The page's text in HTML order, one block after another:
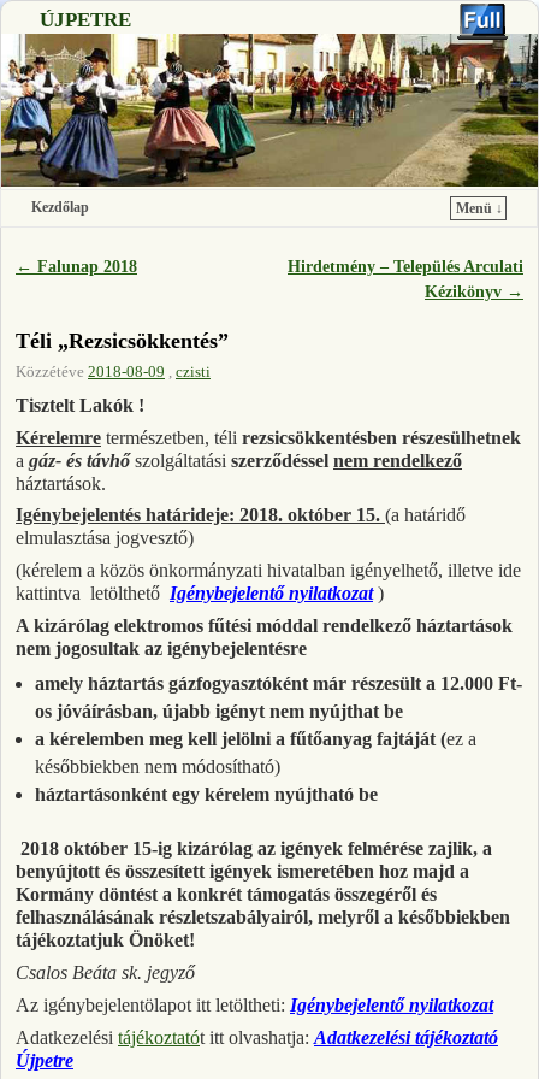
ÚJPETRE
Kezdőlap
Menü ↓
Bejegyzés navigáció
← Falunap 2018
Hirdetmény – Település Arculati
Kézikönyv →
Téli „Rezsicsökkentés”
Közzétéve 2018-08-09 czisti
Tisztelt Lakók !
Kérelemre természetben, téli rezsicsökkentésben részesülhetnek
a gáz- és távhőszolgáltatási szerződéssel nem rendelkező
háztartások.
Igénybejelentés határideje: 2018. október 15. (a határidő
elmulasztása jogvesztő)
(kérelem a közös önkormányzati hivatalban igényelhető, illetve ide
kattintva letölthető Igénybejelentő nyilatkozat)
A kizárólag elektromos fűtési móddal rendelkező háztartások
nem jogosultak az igénybejelentésre
amely háztartás gázfogyasztóként már részesült a 12.000 Ft-
os jóváírásban, újabb igényt nem nyújthat be
a kérelemben meg kell jelölni a fűtőanyag fajtáját (ez a
későbbiekben nem módosítható)
háztartásonként egy kérelem nyújtható be
2018 október 15-ig kizárólag az igények felmérése zajlik, a
benyújtott és összesített igények ismeretében hoz majd a
Kormány döntést a konkrét támogatás összegéről és
felhasználásának részletszabályairól, melyről a későbbiekben
tájékoztatjuk Önöket!
Csalos Beáta sk. jegyző
Az igénybejelentölapot itt letöltheti: Igénybejelentő nyilatkozat
Adatkezelési tájékoztatót itt olvashatja: Adatkezelési tájékoztató
Újpetre